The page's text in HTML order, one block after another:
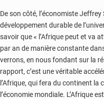
De son côté, l’économiste
développement durable de
savoir que « l’Afrique peut et va
par an de manière constante
verrons, en nous fondant sur la
rapport, c’est une véritable
l’Afrique, qui fera du continent la
l’économie mondiale. L’Afrique